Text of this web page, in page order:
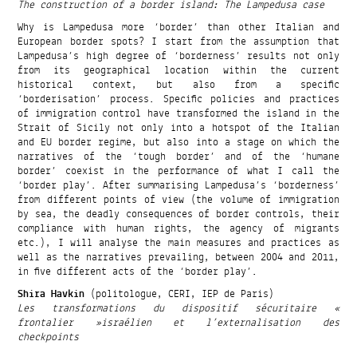
The construction of a border island: The Lampedusa case
Why is Lampedusa more ‘border’ than other Italian and
European border spots? I start from the assumption that
Lampedusa’s high degree of ‘borderness’ results not only
from its geographical location within the current
historical context, but also from a specific
‘borderisation’ process. Specific policies and practices
of immigration control have transformed the island in the
Strait of Sicily not only into a hotspot of the Italian
and EU border regime, but also into a stage on which the
narratives of the ‘tough border’ and of the ‘humane
border’ coexist in the performance of what I call the
‘border play’. After summarising Lampedusa’s ‘borderness’
from different points of view (the volume of immigration
by sea, the deadly consequences of border controls, their
compliance with human rights, the agency of migrants
etc.), I will analyse the main measures and practices as
well as the narratives prevailing, between 2004 and 2011,
in five different acts of the ‘border play’.
Shira Havkin (politologue, CERI, IEP de Paris)
Les transformations du dispositif sécuritaire «
frontalier »israélien et l’externalisation des
checkpoints